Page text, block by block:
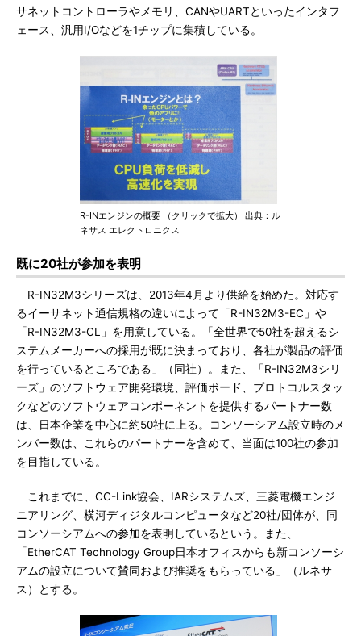
サネットコントローラやメモリ、CANやUARTといったインタフ
ェース、汎用I/Oなどを1チップに集積している。
R-INエンジンの概要 （クリックで拡大） 出典：ル
ネサス エレクトロニクス
既に20社が参加を表明
R-IN32M3シリーズは、2013年4月より供給を始めた。対応す
るイーサネット通信規格の違いによって「R-IN32M3-EC」や
「R-IN32M3-CL」を用意している。「全世界で50社を超えるシ
ステムメーカーへの採用が既に決まっており、各社が製品の評価
を行っているところである」（同社）。また、「R-IN32M3シリ
ーズ」のソフトウェア開発環境、評価ボード、プロトコルスタッ
クなどのソフトウェアコンポーネントを提供するパートナー数
は、日本企業を中心に約50社に上る。コンソーシアム設立時のメ
ンバー数は、これらのパートナーを含めて、当面は100社の参加
を目指している。
これまでに、CC-Link協会、IARシステムズ、三菱電機エンジ
ニアリング、横河ディジタルコンピュータなど20社/団体が、同
コンソーシアムへの参加を表明しているという。また、
「EtherCAT Technology Group日本オフィスからも新コンソーシ
アムの設立について賛同および推奨をもらっている」（ルネサ
ス）とする。